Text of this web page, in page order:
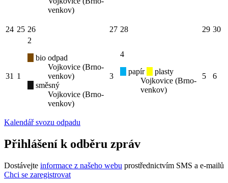
venkov)
24 25 26 27 28 29 30
31 1
2
bio odpad
Vojkovice (Brno-
venkov)
směsný
Vojkovice (Brno-
venkov)
3
4
papír
plasty
Vojkovice (Brno-
venkov)
5 6
Kalendář svozu odpadu
Přihlášení k odběru zpráv
Dostávejte informace z našeho webu prostřednictvím SMS a e-mailů
Chci se zaregistrovat